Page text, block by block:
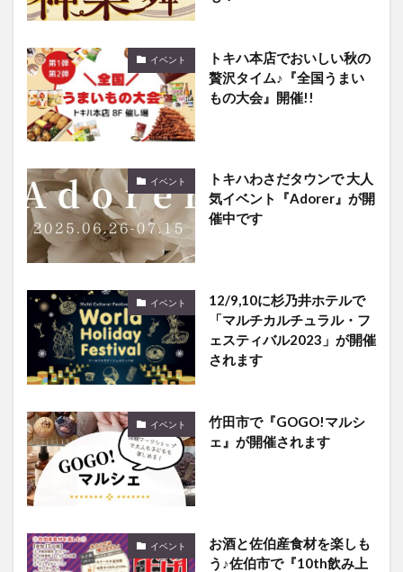
イベント
トキハ本店でおいしい秋の
贅沢タイム♪『全国うまい
もの大会』開催!!
イベント
トキハわさだタウンで 大人
気イベント『Adorer』が開
催中です
イベント
12/9,10に杉乃井ホテルで
「マルチカルチュラル・フ
ェスティバル2023」が開催
されます
イベント
竹田市で『GOGO!マルシ
ェ』が開催されます
イベント
お酒と佐伯産食材を楽しも
う♪佐伯市で『10th飲み上